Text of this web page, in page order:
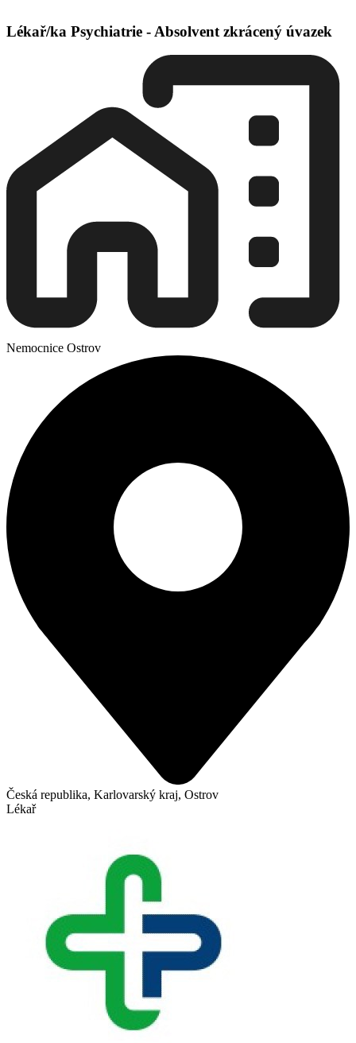
Lékař/ka Psychiatrie - Absolvent zkrácený úvazek
Nemocnice Ostrov
Česká republika, Karlovarský kraj, Ostrov
Lékař